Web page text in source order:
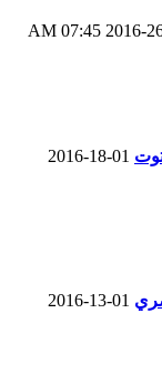
07:45 AM